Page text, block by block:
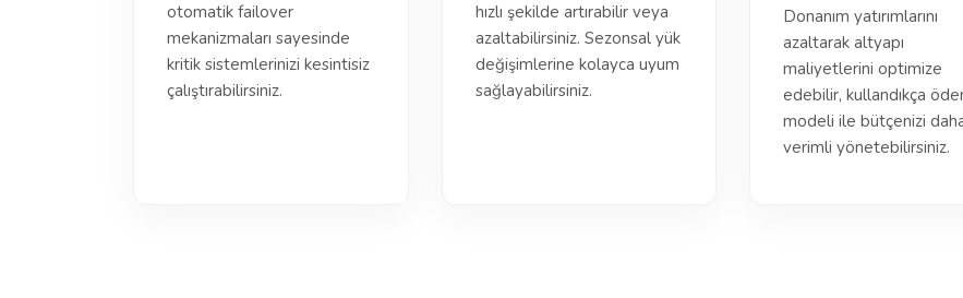
otomatik failover
mekanizmaları sayesinde
kritik sistemlerinizi kesintisiz
çalıştırabilirsiniz.
hızlı şekilde artırabilir veya
azaltabilirsiniz. Sezonsal yük
değişimlerine kolayca uyum
sağlayabilirsiniz.
Donanım yatırımlarını
azaltarak altyapı
maliyetlerini optimize
edebilir, kullandıkça
modeli ile bütçenizi
verimli yönetebilirsiniz.